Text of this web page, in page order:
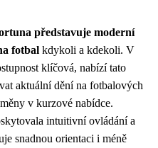
představuje moderní
fotbal kdykoli a kdekoli. V
klíčová, nabízí tato
aktuální dění na fotbalových
v kurzové nabídce.
intuitivní ovládání a
snadnou orientaci i méně